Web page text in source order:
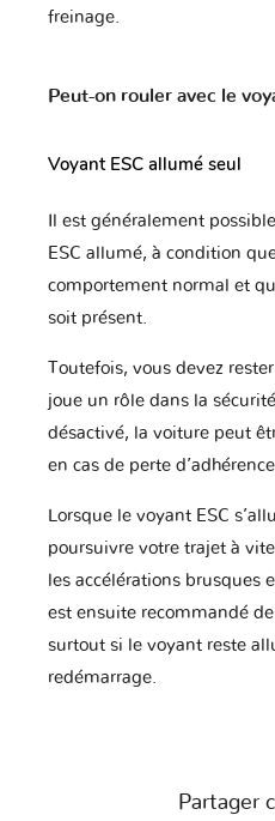
freinage.
Peut-on rouler avec le
Voyant ESC allumé seul
Il est généralement
ESC allumé, à condition
comportement normal et
soit présent.
Toutefois, vous devez
joue un rôle dans la
désactivé, la voiture peut
en cas de perte d’adhérence.
Lorsque le voyant ESC
poursuivre votre trajet à
les accélérations brusques
est ensuite recommandé
surtout si le voyant reste
redémarrage.
Partager